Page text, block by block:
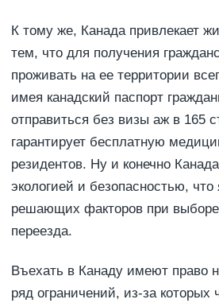
К тому же, Канада привлекает
тем, что для получения
проживать на ее территории
имея канадский паспорт
отправиться без визы аж в 165
гарантирует бесплатную
резидентов. Ну и конечно
экологией и безопасностью,
решающих факторов при
переезда.
Въехать в Канаду имеют право
ряд ограничений, из-за которых